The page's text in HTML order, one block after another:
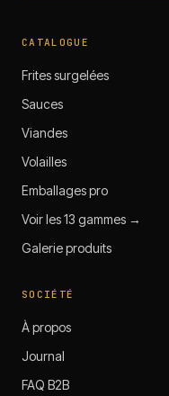
CATALOGUE
Frites surgelées
Sauces
Viandes
Volailles
Emballages pro
Voir les 13 gammes →
Galerie produits
SOCIÉTÉ
À propos
Journal
FAQ B2B